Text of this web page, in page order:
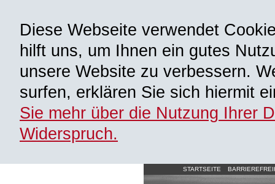
Diese Webseite verwendet
hilft uns, um Ihnen ein gutes
unsere Website zu verbessern.
surfen, erklären Sie sich hiermit
Sie mehr über die Nutzung Ihrer
Widerspruch.
STARTSEITE